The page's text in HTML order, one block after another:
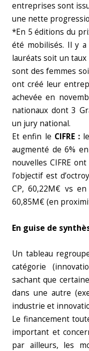
entreprises sont
une nette
*En 5 éditions du
été mobilisés. Il y
lauréats soit un taux
sont des femmes
ont créé leur
achevée en
nationaux dont 3
un jury national.
Et enfin le CIFRE :
augmenté de 6%
nouvelles CIFRE
l’objectif est
CP, 60,22M€ vs
60,85M€ (en
En guise de
Un tableau
catégorie
sachant que
dans une autre
industrie et
Le financement
important et
par ailleurs, les